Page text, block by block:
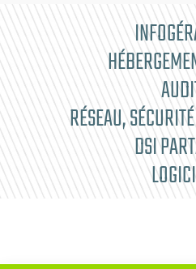
RÉSEAU,
DSI